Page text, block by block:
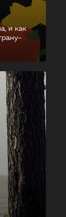
и как